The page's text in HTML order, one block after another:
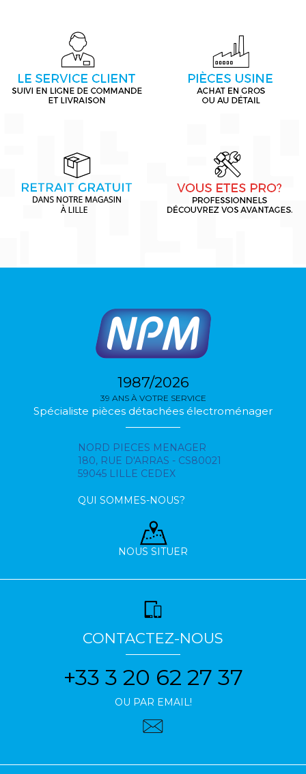
1987/2026
39 ANS À VOTRE SERVICE
Spécialiste pièces détachées électroménager
NORD PIECES MENAGER
180, RUE D'ARRAS - CS80021
59045 LILLE CEDEX
QUI SOMMES-NOUS?
NOUS SITUER
CONTACTEZ-NOUS
+33 3 20 62 27 37
OU PAR EMAIL!